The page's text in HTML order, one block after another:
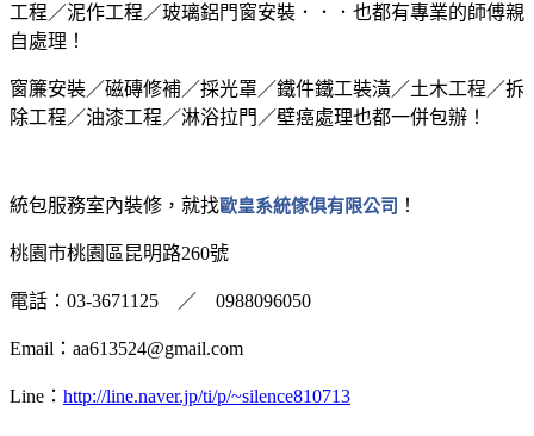
工程／泥作工程／玻璃鋁門窗安裝．．．也都有專業的師傅親
自處理！
窗簾安裝／磁磚修補／採光罩／鐵件鐵工裝潢／土木工程／拆
除工程／油漆工程／淋浴拉門／壁癌處理也都一併包辦！
統包服務室內裝修，就找歐皇系統傢俱有限公司 ！
桃園市桃園區昆明路260號
電話：03-3671125 ／ 0988096050
Email：aa613524@gmail.com
Line： http://line.naver.jp/ti/p/~silence810713